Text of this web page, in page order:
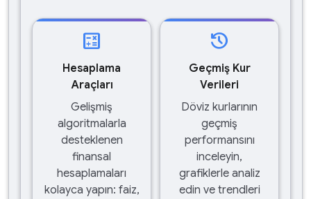
calculate
Hesaplama
Araçları
Gelişmiş
algoritmalarla
desteklenen
finansal
hesaplamaları
kolayca yapın: faiz,
history
Geçmiş Kur
Verileri
Döviz kurlarının
geçmiş
performansını
inceleyin,
grafiklerle analiz
edin ve trendleri